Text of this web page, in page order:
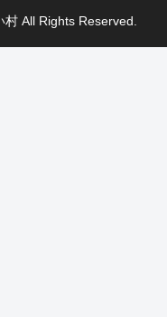
All Rights Reserved.